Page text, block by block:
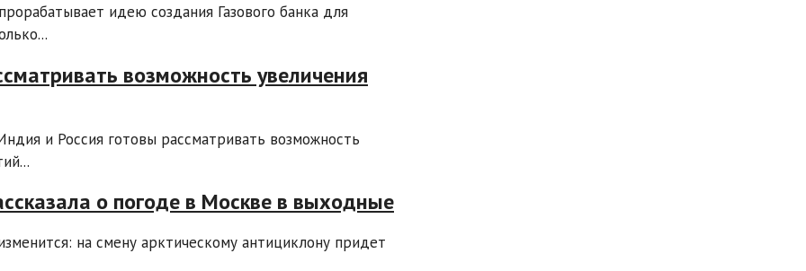
идею создания Газового банка для
возможность увеличения
и Россия готовы рассматривать возможность
о погоде в Москве в выходные
на смену арктическому антициклону придет